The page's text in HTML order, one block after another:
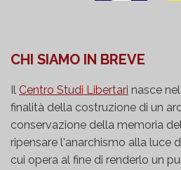
CHI SIAMO IN BREVE
Il Centro Studi Libertari nasce
finalità della costruzione di un
conservazione della memoria
ripensare l'anarchismo alla luce
cui opera al fine di renderlo un